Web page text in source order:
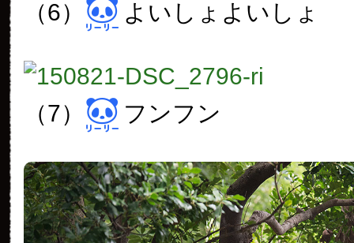
（6） よいしょよいしょ
（7） フンフン